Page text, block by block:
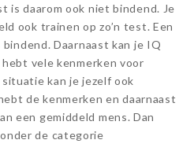
is daarom ook niet bindend. Je
ook trainen op zo’n test. Een
Daarnaast kan je IQ
vele kenmerken voor
kan je jezelf ook
de kenmerken en daarnaast
een gemiddeld mens. Dan
de categorie